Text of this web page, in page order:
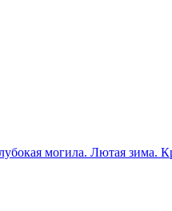
могила. Лютая зима.